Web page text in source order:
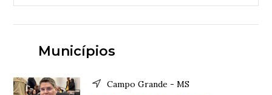
Municípios
Campo Grande - MS